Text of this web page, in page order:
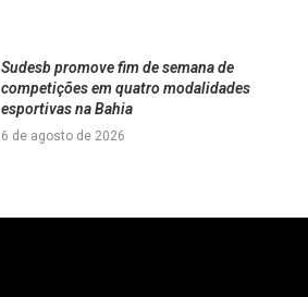
Sudesb promove fim de semana de
competições em quatro modalidades
esportivas na Bahia
6 de agosto de 2026